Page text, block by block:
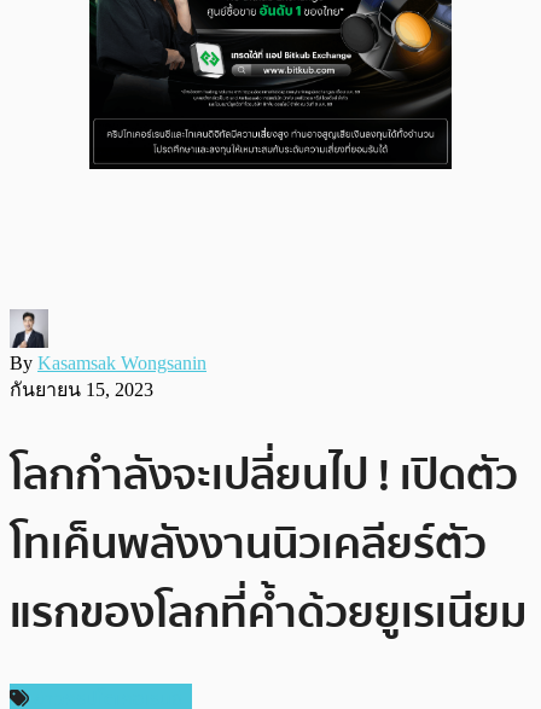
By Kasamsak Wongsanin
กันยายน 15, 2023
โลกกำลังจะเปลี่ยนไป ! เปิดตัว
โทเค็นพลังงานนิวเคลียร์ตัว
แรกของโลกที่ค้ำด้วยยูเรเนียม